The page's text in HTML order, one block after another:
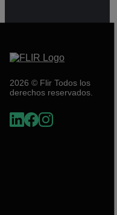
2026 © Flir Todos los
derechos reservados.